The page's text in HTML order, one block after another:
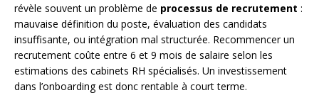
révèle souvent un problème de processus de recrutement :
mauvaise définition du poste, évaluation des candidats
insuffisante, ou intégration mal structurée. Recommencer un
recrutement coûte entre 6 et 9 mois de salaire selon les
estimations des cabinets RH spécialisés. Un investissement
dans l’onboarding est donc rentable à court terme.